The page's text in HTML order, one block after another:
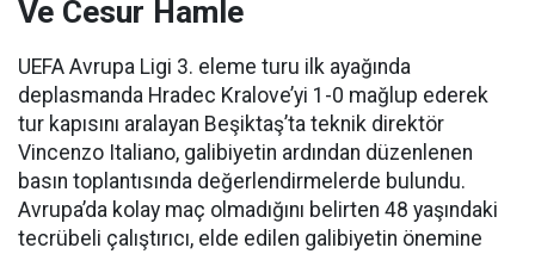
Ve Cesur Hamle
UEFA Avrupa Ligi 3. eleme turu ilk ayağında
deplasmanda Hradec Kralove’yi 1-0 mağlup ederek
tur kapısını aralayan Beşiktaş’ta teknik direktör
Vincenzo Italiano, galibiyetin ardından düzenlenen
basın toplantısında değerlendirmelerde bulundu.
Avrupa’da kolay maç olmadığını belirten 48 yaşındaki
tecrübeli çalıştırıcı, elde edilen galibiyetin önemine